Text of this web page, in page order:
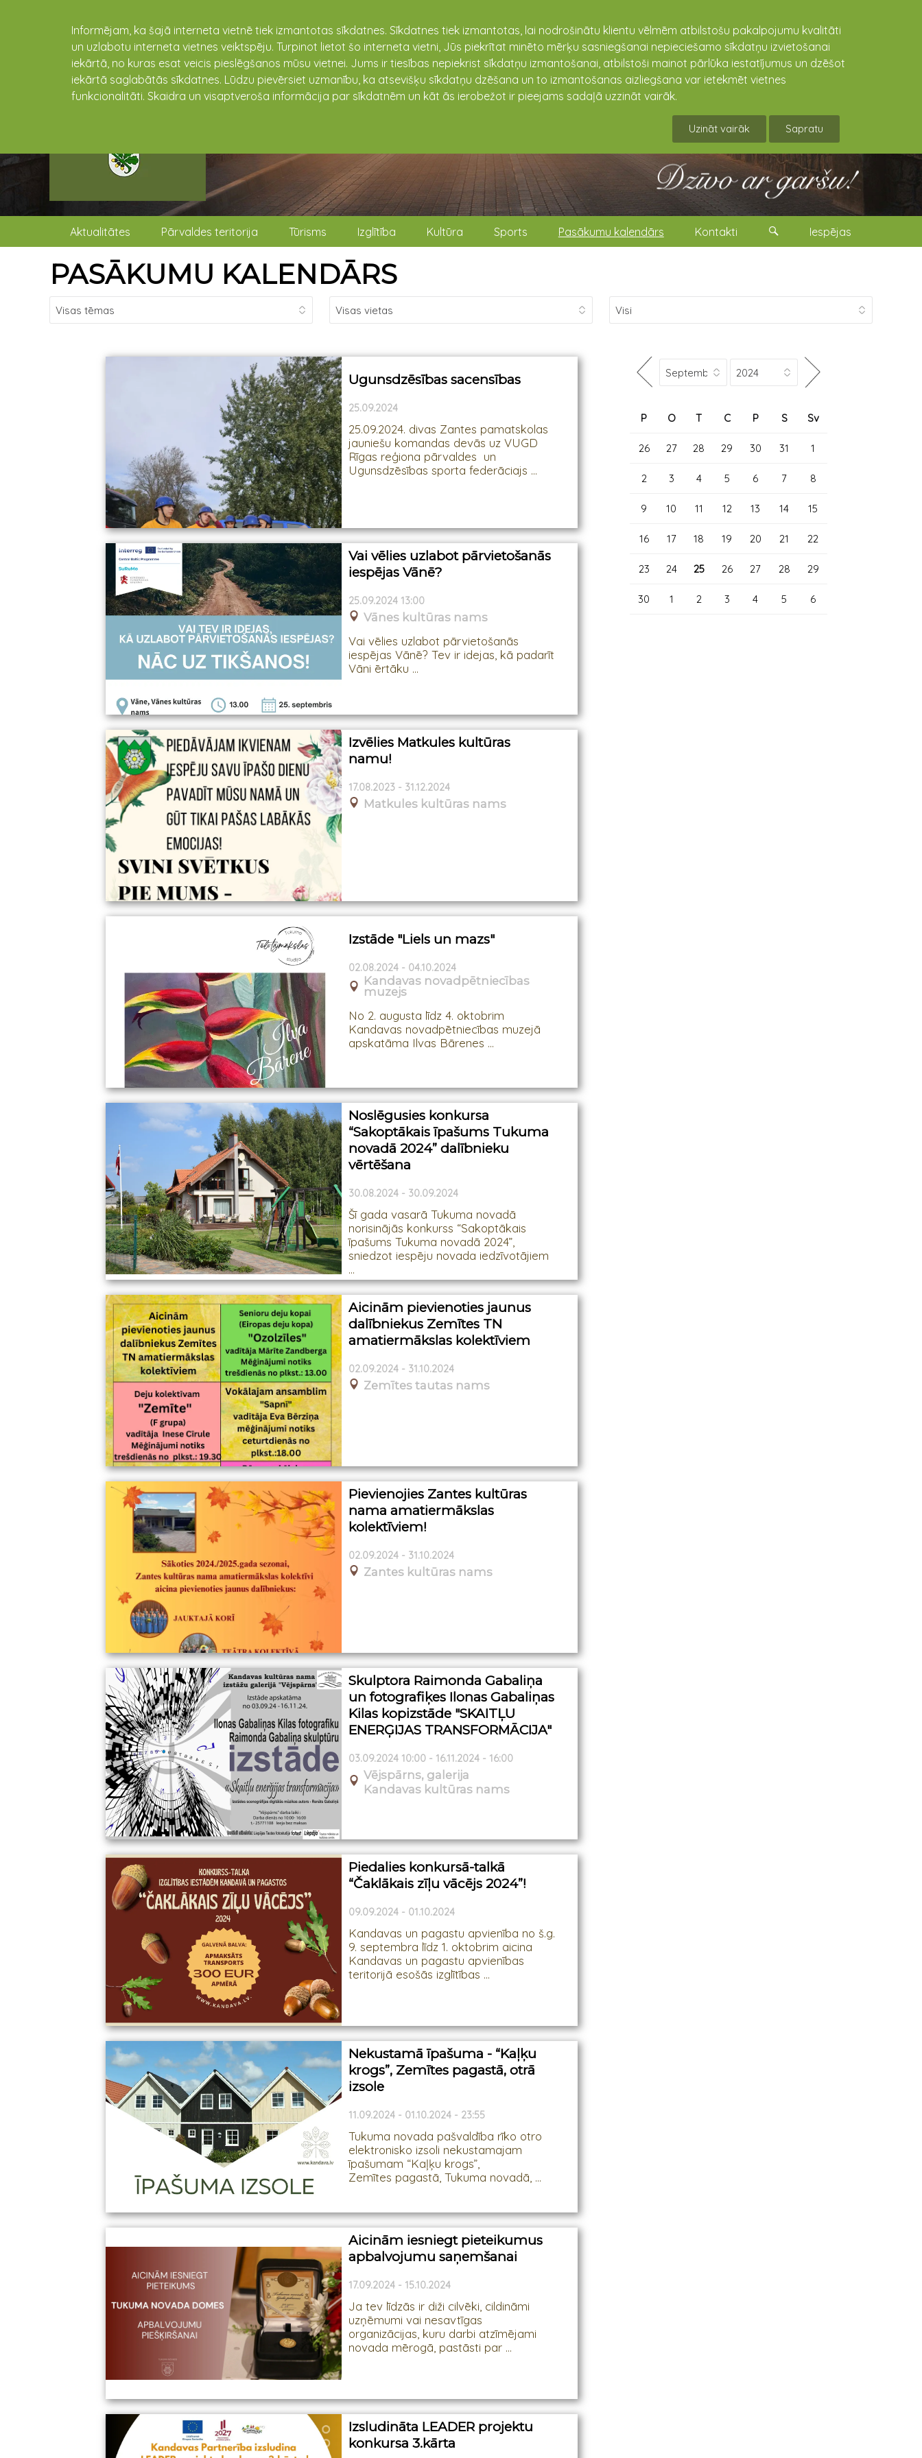
Informējam, ka šajā interneta vietnē tiek izmantotas sīkdatnes. Sīkdatnes tiek izmantotas, lai nodrošinātu klientu vēlmēm atbilstošu pakalpojumu kvalitāti
un uzlabotu interneta vietnes veiktspēju. Turpinot lietot šo interneta vietni, Jūs piekrītat minēto mērķu sasniegšanai nepieciešamo sīkdatņu izvietošanai
iekārtā, no kuras esat veicis pieslēgšanos mūsu vietnei. Jums ir tiesības nepiekrist sīkdatņu izmantošanai, atbilstoši mainot pārlūka iestatījumus un dzēšot
iekārtā saglabātās sīkdatnes. Lūdzu pievērsiet uzmanību, ka atsevišķu sīkdatņu dzēšana un to izmantošanas aizliegšana var ietekmēt vietnes
funkcionalitāti. Skaidra un visaptveroša informācija par sīkdatnēm un kāt ās ierobežot ir pieejams sadaļā uzzināt vairāk.
Uzināt vairāk Sapratu
Aktualitātes Pārvaldes teritorija Tūrisms Izglītība Kultūra Sports Pasākumu kalendārs Kontakti Iespējas
PASĀKUMU KALENDĀRS
Ugunsdzēsības sacensības
25.09.2024
25.09.2024. divas Zantes pamatskolas
jauniešu komandas devās uz VUGD
Rīgas reģiona pārvaldes un
Ugunsdzēsības sporta federāciajs ...
Vai vēlies uzlabot pārvietošanās
iespējas Vānē?
25.09.2024 13:00
Vānes kultūras nams
Vai vēlies uzlabot pārvietošanās
iespējas Vānē? Tev ir idejas, kā padarīt
Vāni ērtāku ...
Izvēlies Matkules kultūras
namu!
17.08.2023 - 31.12.2024
Matkules kultūras nams
Izstāde "Liels un mazs"
02.08.2024 - 04.10.2024
Kandavas novadpētniecības
muzejs
No 2. augusta līdz 4. oktobrim
Kandavas novadpētniecības muzejā
apskatāma Ilvas Bārenes ...
Noslēgusies konkursa
“Sakoptākais īpašums Tukuma
novadā 2024” dalībnieku
vērtēšana
30.08.2024 - 30.09.2024
Šī gada vasarā Tukuma novadā
norisinājās konkurss “Sakoptākais
īpašums Tukuma novadā 2024”,
sniedzot iespēju novada iedzīvotājiem
...
Aicinām pievienoties jaunus
dalībniekus Zemītes TN
amatiermākslas kolektīviem
02.09.2024 - 31.10.2024
Zemītes tautas nams
Pievienojies Zantes kultūras
nama amatiermākslas
kolektīviem!
02.09.2024 - 31.10.2024
Zantes kultūras nams
Skulptora Raimonda Gabaliņa
un fotografiķes Ilonas Gabaliņas
Kilas kopizstāde "SKAITĻU
ENERĢIJAS TRANSFORMĀCIJA"
03.09.2024 10:00 - 16.11.2024 - 16:00
Vējspārns, galerija
Kandavas kultūras nams
Piedalies konkursā-talkā
“Čaklākais zīļu vācējs 2024”!
09.09.2024 - 01.10.2024
Kandavas un pagastu apvienība no š.g.
9. septembra līdz 1. oktobrim aicina
Kandavas un pagastu apvienības
teritorijā esošās izglītības ...
Nekustamā īpašuma - “Kaļķu
krogs”, Zemītes pagastā, otrā
izsole
11.09.2024 - 01.10.2024 - 23:55
Tukuma novada pašvaldība rīko otro
elektronisko izsoli nekustamajam
īpašumam “Kaļķu krogs”,
Zemītes pagastā, Tukuma novadā, ...
Aicinām iesniegt pieteikumus
apbalvojumu saņemšanai
17.09.2024 - 15.10.2024
Ja tev līdzās ir diži cilvēki, cildināmi
uzņēmumi vai nesavtīgas
organizācijas, kuru darbi atzīmējami
novada mērogā, pastāsti par ...
Izsludināta LEADER projektu
konkursa 3.kārta
P O T C P S Sv
26 27 28 29 30 31 1
2 3 4 5 6 7 8
9 10 11 12 13 14 15
16 17 18 19 20 21 22
23 24 25 26 27 28 29
30 1 2 3 4 5 6